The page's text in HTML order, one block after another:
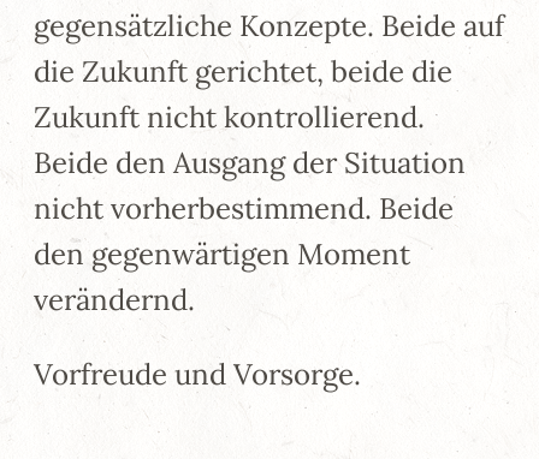
gegensätzliche Konzepte. Beide auf
die Zukunft gerichtet, beide die
Zukunft nicht kontrollierend.
Beide den Ausgang der Situation
nicht vorherbestimmend. Beide
den gegenwärtigen Moment
verändernd.
Vorfreude und Vorsorge.